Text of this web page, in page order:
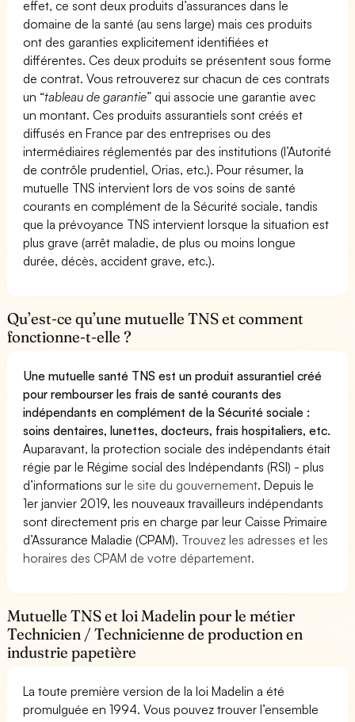
effet, ce sont deux produits d’assurances dans le
domaine de la santé (au sens large) mais ces produits
ont des garanties explicitement identifiées et
différentes. Ces deux produits se présentent sous forme
de contrat. Vous retrouverez sur chacun de ces contrats
un “tableau de garantie” qui associe une garantie avec
un montant. Ces produits assurantiels sont créés et
diffusés en France par des entreprises ou des
intermédiaires réglementés par des institutions (l’Autorité
de contrôle prudentiel, Orias, etc.). Pour résumer, la
mutuelle TNS intervient lors de vos soins de santé
courants en complément de la Sécurité sociale, tandis
que la prévoyance TNS intervient lorsque la situation est
plus grave (arrêt maladie, de plus ou moins longue
durée, décès, accident grave, etc.).
Qu’est-ce qu’une mutuelle TNS et comment
fonctionne-t-elle ?
Une mutuelle santé TNS est un produit assurantiel créé
pour rembourser les frais de santé courants des
indépendants en complément de la Sécurité sociale :
soins dentaires, lunettes, docteurs, frais hospitaliers, etc.
Auparavant, la protection sociale des indépendants était
régie par le Régime social des Indépendants (RSI) - plus
d’informations surle site du gouvernement. Depuis le
1er janvier 2019, les nouveaux travailleurs indépendants
sont directement pris en charge par leur Caisse Primaire
d’Assurance Maladie (CPAM). Trouvez les adresses et les
horaires des CPAM de votre département.
Mutuelle TNS et loi Madelin pour le métier
Technicien / Technicienne de production en
industrie papetière
La toute première version de la loi Madelin a été
promulguée en 1994. Vous pouvez trouver l’ensemble